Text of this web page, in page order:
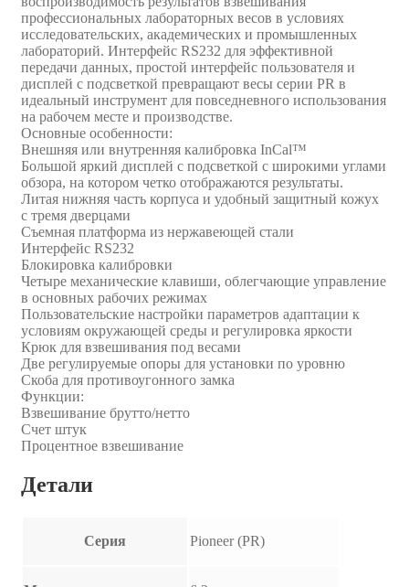
профессиональных лабораторных весов в условиях
исследовательских, академических и промышленных
лабораторий. Интерфейс RS232 для эффективной
передачи данных, простой интерфейс пользователя и
дисплей с подсветкой превращают весы серии PR в
идеальный инструмент для повседневного использования
на рабочем месте и производстве.
Основные особенности:
Внешняя или внутренняя калибровка InCal™
Большой яркий дисплей с подсветкой с широкими углами
обзора, на котором четко отображаются результаты.
Литая нижняя часть корпуса и удобный защитный кожух
с тремя дверцами
Съемная платформа из нержавеющей стали
Интерфейс RS232
Блокировка калибровки
Четыре механические клавиши, облегчающие управление
в основных рабочих режимах
Пользовательские настройки параметров адаптации к
условиям окружающей среды и регулировка яркости
Крюк для взвешивания под весами
Две регулируемые опоры для установки по уровню
Скоба для противоугонного замка
Функции:
Взвешивание брутто/нетто
Счет штук
Процентное взвешивание
Детали
Серия Pioneer (PR)